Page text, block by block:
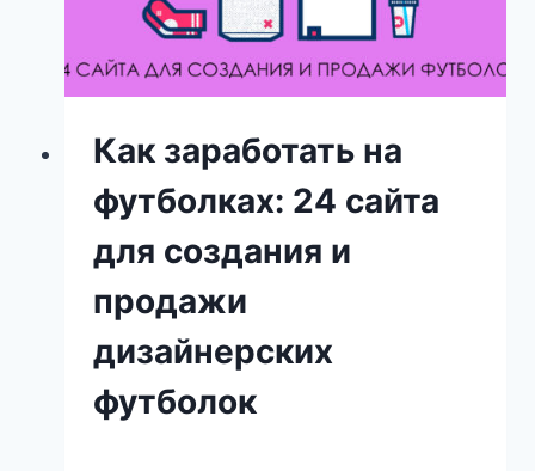
Как заработать на
футболках: 24 сайта
для создания и
продажи
дизайнерских
футболок